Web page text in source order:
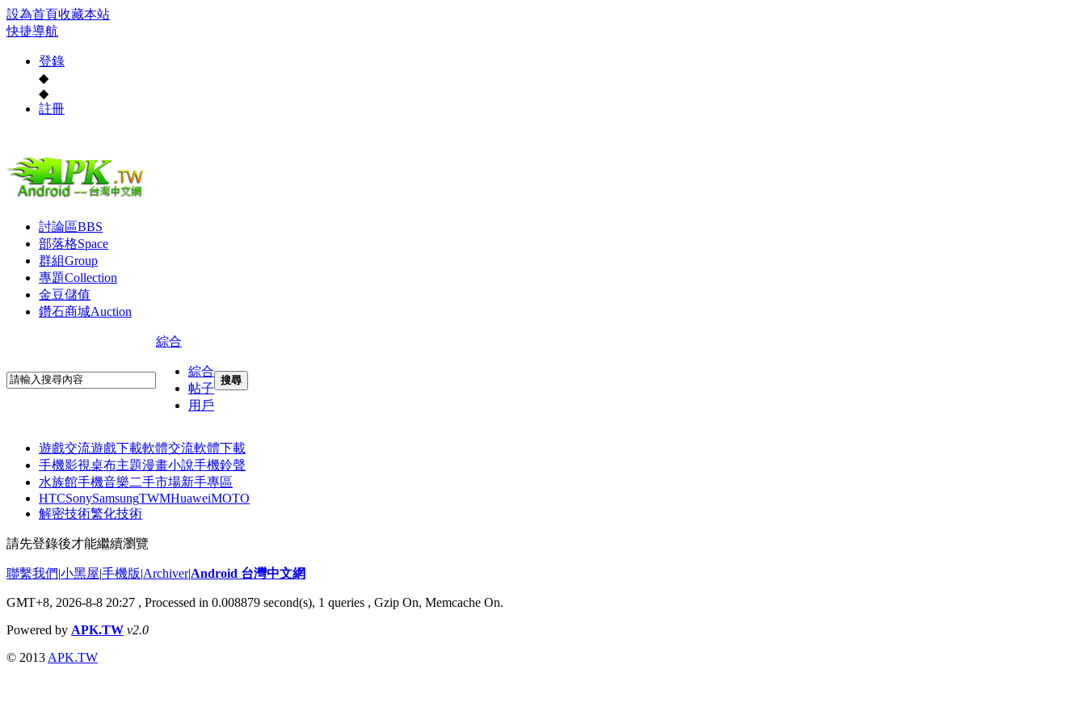
設為首頁收藏本站
快捷導航
登錄
◆
◆
註冊
討論區BBS
部落格Space
群組Group
專題Collection
金豆儲值
鑽石商城Auction
綜合
綜合
帖子
用戶
搜尋
遊戲交流遊戲下載軟體交流軟體下載
手機影視桌布主題漫畫小說手機鈴聲
水族館手機音樂二手市場新手專區
HTCSonySamsungTWMHuaweiMOTO
解密技術繁化技術
請先登錄後才能繼續瀏覽
聯繫我們|小黑屋|手機版|Archiver|Android 台灣中文網
GMT+8, 2026-8-8 20:27 , Processed in 0.008879 second(s), 1 queries , Gzip On, Memcache On.
Powered by APK.TW v2.0
© 2013 APK.TW